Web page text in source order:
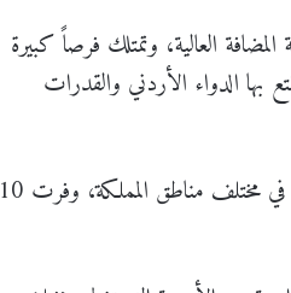
العالية، وتمتلك فرصاً كبيرة
بها الدواء الأردني والقدرات
وبين أن قطاع الصناعات الدوائية في المملكة يضم اليوم قرابة 30 منشأة في مختلف مناطق المملكة، وفرت 10